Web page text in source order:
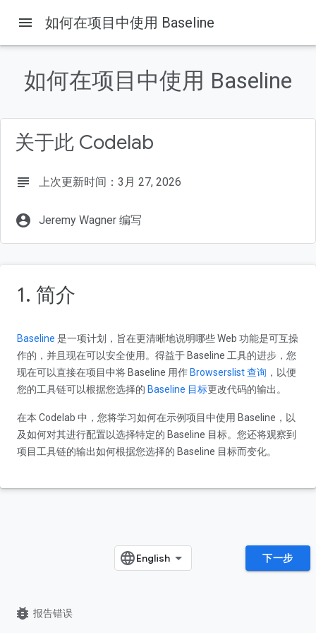
1. 简介
2. 在本地机器上设置演示
4. 通过选择不同的 Baseline 目标来观察代码输出的变化
5. 定位下游浏览器
6. Lint 工具和其他工具
menu 如何在项目中使用 Baseline
如何在项目中使用 Baseline
关于此 Codelab
subject 上次更新时间：3月 27, 2026
account_circle Jeremy Wagner 编写
1. 简介
Baseline 是一项计划，旨在更清晰地说明哪些 Web 功能是可互操
作的，并且现在可以安全使用。得益于 Baseline 工具的进步，您
现在可以直接在项目中将 Baseline 用作 Browserslist 查询 ，以便
您的工具链可以根据您选择的 Baseline 目标更改代码的输出。
在本 Codelab 中，您将学习如何在示例项目中使用 Baseline，以
及如何对其进行配置以选择特定的 Baseline 目标。您还将观察到
项目工具链的输出如何根据您选择的 Baseline 目标而变化。
下一步
bug_report 报告错误